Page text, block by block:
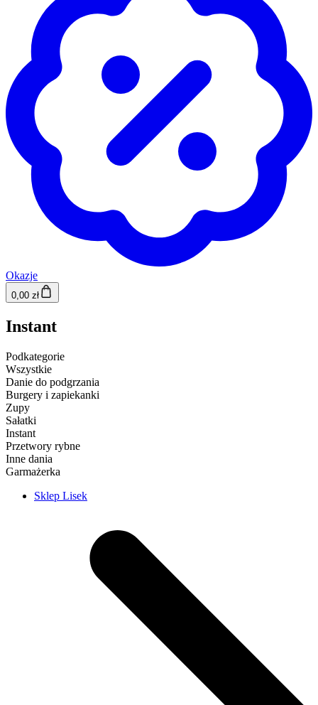
Okazje
0,00 zł
Instant
Podkategorie
Wszystkie
Danie do podgrzania
Burgery i zapiekanki
Zupy
Sałatki
Instant
Przetwory rybne
Inne dania
Garmażerka
Sklep Lisek